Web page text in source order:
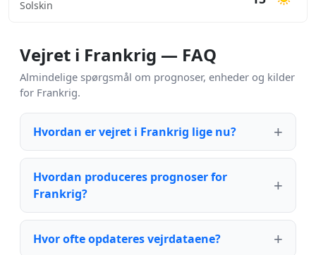
Solskin
Vejret i Frankrig — FAQ
Almindelige spørgsmål om prognoser, enheder og kilder
for Frankrig.
Hvordan er vejret i Frankrig lige nu?
Hvordan produceres prognoser for
Frankrig?
Hvor ofte opdateres vejrdataene?